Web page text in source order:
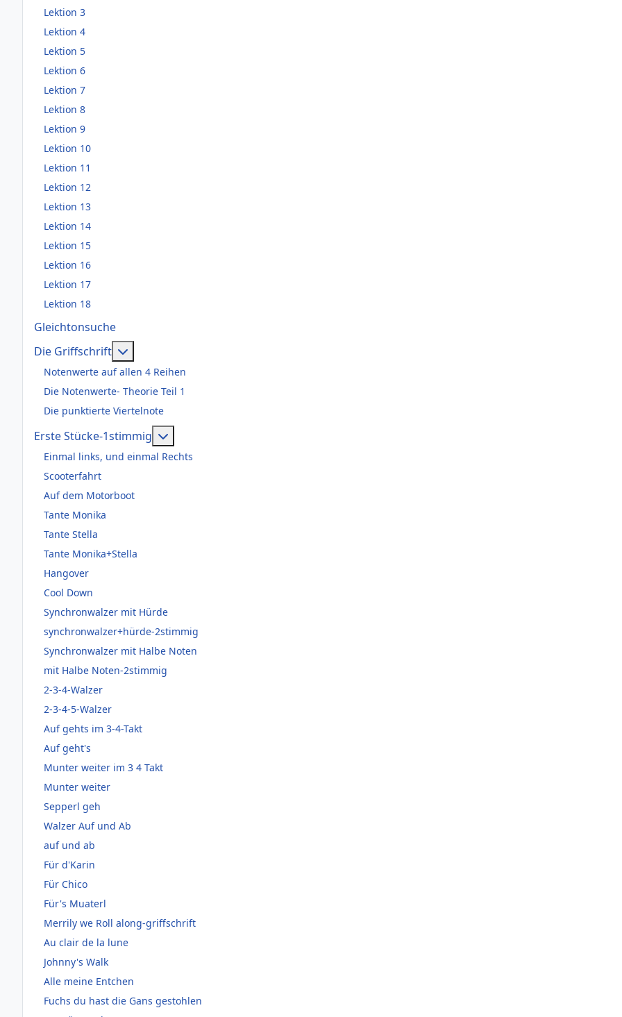
Lektion 3
Lektion 4
Lektion 5
Lektion 6
Lektion 7
Lektion 8
Lektion 9
Lektion 10
Lektion 11
Lektion 12
Lektion 13
Lektion 14
Lektion 15
Lektion 16
Lektion 17
Lektion 18
Gleichtonsuche
Die Griffschrift
Notenwerte auf allen 4 Reihen
Die Notenwerte- Theorie Teil 1
Die punktierte Viertelnote
Erste Stücke-1stimmig
Einmal links, und einmal Rechts
Scooterfahrt
Auf dem Motorboot
Tante Monika
Tante Stella
Tante Monika+Stella
Hangover
Cool Down
Synchronwalzer mit Hürde
synchronwalzer+hürde-2stimmig
Synchronwalzer mit Halbe Noten
mit Halbe Noten-2stimmig
2-3-4-Walzer
2-3-4-5-Walzer
Auf gehts im 3-4-Takt
Auf geht's
Munter weiter im 3 4 Takt
Munter weiter
Sepperl geh
Walzer Auf und Ab
auf und ab
Für d'Karin
Für Chico
Für's Muaterl
Merrily we Roll along-griffschrift
Au clair de la lune
Johnny's Walk
Alle meine Entchen
Fuchs du hast die Gans gestohlen